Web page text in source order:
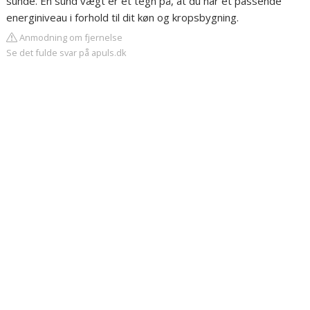
energiniveau i forhold til dit køn og kropsbygning.
Anmodning om fjernelse
Se det fulde svar på apuls.dk